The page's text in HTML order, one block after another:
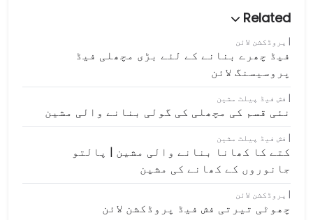
پروڈکشن لائن
فیڈ چھرے بنانے کے لئے بڑی مچھلی فیڈ
پروسیسنگ لائن
فش فیڈ پیلٹ مشین
نئی قسم کی مچھلی کی گولی بنانے والی مشین
فش فیڈ پیلٹ مشین
کتے کا کھانا بنانے والی مشین | پالتو
جانوروں کے کھانے کی مشین
پروڈکشن لائن
چھوٹی تیرتی فش فیڈ پروڈکشن لائن